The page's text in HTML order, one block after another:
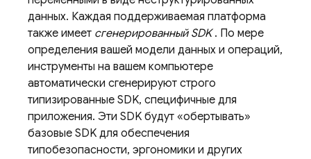
данных. Каждая поддерживаемая платформа
также имеет сгенерированный SDK. По мере
определения вашей модели данных и операций,
инструменты на вашем компьютере
автоматически сгенерируют строго
типизированные SDK, специфичные для
приложения. Эти SDK будут «обертывать»
базовые SDK для обеспечения
типобезопасности, эргономики и других